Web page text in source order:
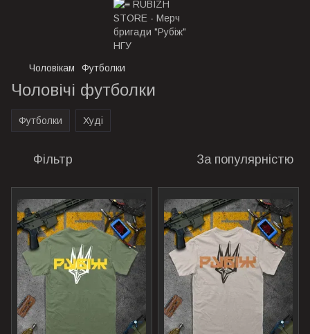
Чоловікам Футболки
Чоловічі футболки
Футболки Худі
Фільтр За популярністю